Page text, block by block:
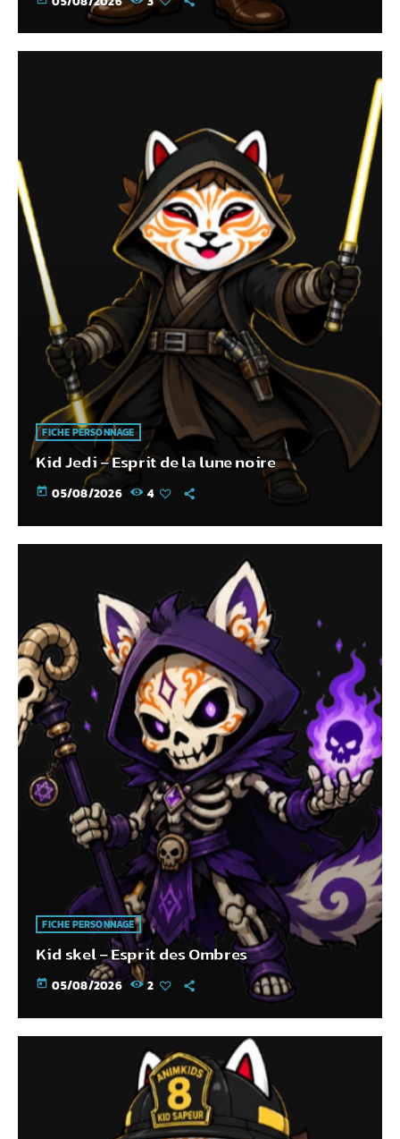
FICHE PERSONNAGE
Kid Jedi – Esprit de la lune noire
today 05/08/2026 4
FICHE PERSONNAGE
Kid skel – Esprit des Ombres
today 05/08/2026 2